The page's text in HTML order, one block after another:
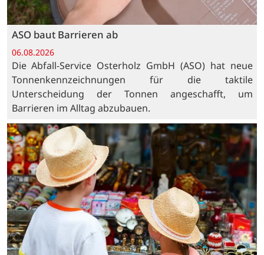
ASO baut Barrieren ab
06.08.2026
Die Abfall-Service Osterholz GmbH (ASO) hat neue
Tonnenkennzeichnungen für die taktile
Unterscheidung der Tonnen angeschafft, um
Barrieren im Alltag abzubauen.